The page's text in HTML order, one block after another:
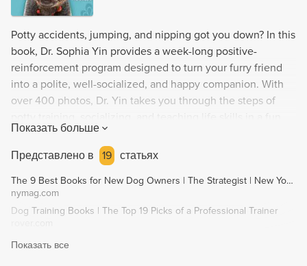
Potty accidents, jumping, and nipping got you down? In this
book, Dr. Sophia Yin provides a week-long positive-
reinforcement program designed to turn your furry friend
into a polite, well-socialized, and happy companion. With
over 400 photos, Dr. Yin takes you through the steps of
engaging way. Perfect Puppy in 7 Days is not just about
teaching your puppy manners, it's a step-by-step recipe for
bonding with your puppy and nurturing a lifelong
relationship. If you're a puppy parent or canine educator,
this book is a must-have.
Показать больше
Представлено в
19 статьях
The 9 Best Books for New Dog Owners | The Strategist | New York Magazine
nymag.com
Dog Training Books | The Top 19 Picks of a Professional Trainer
Показать все